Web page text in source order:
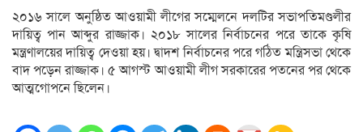
২০১৬ সালে অনুষ্ঠিত আওয়ামী লীগের সম্মেলনে দলটির সভাপতিমণ্ডলীর
দায়িত্ব পান আব্দুর রাজ্জাক। ২০১৮ সালের নির্বাচনের পরে তাকে কৃষি
মন্ত্রণালয়ের দায়িত্ব দেওয়া হয়। দ্বাদশ নির্বাচনের পরে গঠিত মন্ত্রিসভা থেকে
বাদ পড়েন রাজ্জাক। ৫ আগস্ট আওয়ামী লীগ সরকারের পতনের পর থেকে
আত্মগোপনে ছিলেন।